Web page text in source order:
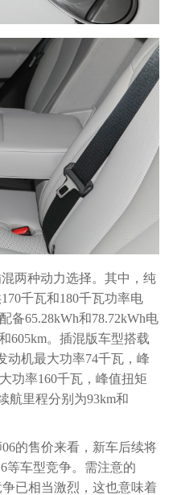
两种动力选择。其中，纯
千瓦和180千瓦功率电
备65.28kWh和78.72kWh电
605km。插混版车型搭载
动机最大功率74千瓦，峰
功率160千瓦，峰值扭矩
航里程分别为93km和
的售价来看，新车后续将
等车型竞争。需注意的
已相当激烈，这也意味着